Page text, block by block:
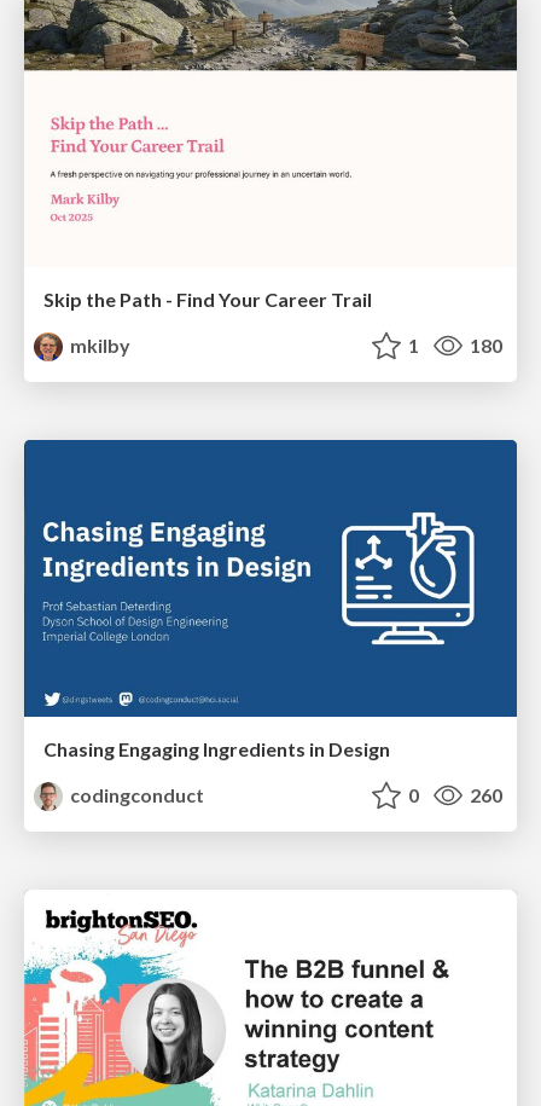
Skip the Path - Find Your Career Trail
mkilby
1 180
Chasing Engaging Ingredients in Design
codingconduct
0 260